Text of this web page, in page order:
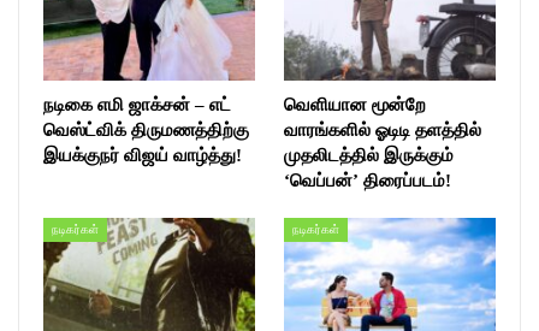
நடிகை எமி ஜாக்சன் – எட்
வெஸ்ட்விக் திருமணத்திற்கு
இயக்குநர் விஜய் வாழ்த்து!
வெளியான மூன்றே
வாரங்களில் ஓடிடி தளத்தில்
முதலிடத்தில் இருக்கும்
‘வெப்பன்’ திரைப்படம்!
நடிகர்கள் நடிகர்கள்